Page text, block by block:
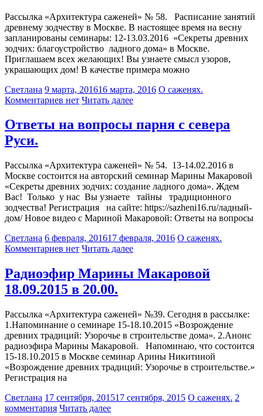
Рассылка «Архитектура саженей» № 58. Расписание занятий
древнему зодчеству в Москве. В настоящее время на весну
запланированы семинары: 12-13.03.2016 «Секреты древних
зодчих: благоустройство ладного дома» в Москве.
Приглашаем всех желающих! Вы узнаете смысл узоров,
украшающих дом! В качестве примера можно
Светлана 9 марта, 201616 марта, 2016 О саженях.
Комментариев нет Читать далее
Ответы на вопросы парня с севера
Руси.
Рассылка «Архитектура саженей» № 54. 13-14.02.2016 в
Москве состоится на авторский семинар Марины Макаровой
«Секреты древних зодчих: создание ладного дома». Ждем
Вас! Только у нас Вы узнаете тайны традиционного
зодчества! Регистрация на сайте: https://sazheni16.ru/ладный-
дом/ Новое видео с Мариной Макаровой: Ответы на вопросы
Светлана 6 февраля, 201617 февраля, 2016 О саженях.
Комментариев нет Читать далее
Радиоэфир Марины Макаровой
18.09.2015 в 20.00.
Рассылка «Архитектура саженей» №39. Сегодня в рассылке:
1.Напоминание о семинаре 15-18.10.2015 «Возрождение
древних традиций: Узорочье в строительстве дома». 2.Анонс
радиоэфира Марины Макаровой. Напоминаю, что состоится
15-18.10.2015 в Москве семинар Арины Никитиной
«Возрождение древних традиций: Узорочье в строительстве.»
Регистрация на
Светлана 17 сентября, 201517 сентября, 2015 О саженях. 2
комментария Читать далее